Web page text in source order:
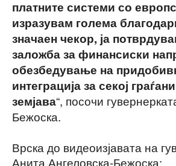
платните системи со
изразувам голема
значаен чекор, ја
заложба за финансиски
обезбедување на
интеграција за секој
земјава“, посочи
Бежоска.
Врска до видеоизјавата на
Анита Ангеловска-Бежоска: